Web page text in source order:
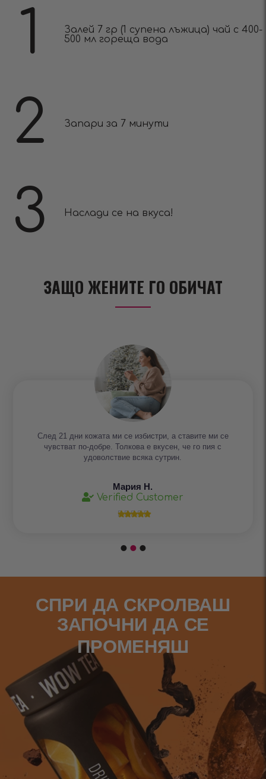
1
Залей 7 гр (1 супена лъжица) чай с 400-
500 мл гореща вода
2 Запари за 7 минути
3 Наслади се на вкуса!
ЗАЩО ЖЕНИТЕ ГО ОБИЧАТ
След 21 дни кожата ми се избистри, а ставите ми се
чувстват по-добре. Толкова е вкусен, че го пия с
удоволствие всяка сутрин.
Мария Н.
Verified Customer
    
СПРИ ДА СКРОЛВАШ
ЗАПОЧНИ ДА СЕ
ПРОМЕНЯШ